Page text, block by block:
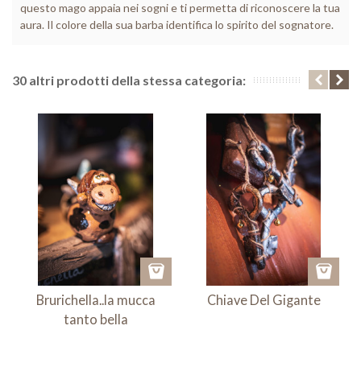
questo mago appaia nei sogni e ti permetta di riconoscere la tua
aura. Il colore della sua barba identifica lo spirito del sognatore.
30 altri prodotti della stessa categoria:
Brurichella..la mucca
tanto bella
Chiave Del Gigante